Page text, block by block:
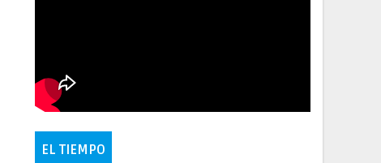
EL TIEMPO